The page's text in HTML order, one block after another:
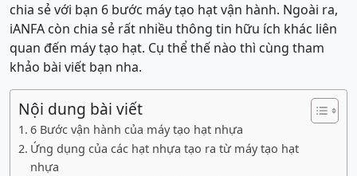
chia sẻ với bạn 6 bước máy tạo hạt vận hành. Ngoài ra,
iANFA còn chia sẻ rất nhiều thông tin hữu ích khác liên
quan đến máy tạo hạt. Cụ thể thế nào thì cùng tham
khảo bài viết bạn nha.
Nội dung bài viết
6 Bước vận hành của máy tạo hạt nhựa
Ứng dụng của các hạt nhựa tạo ra từ máy tạo hạt
nhựa